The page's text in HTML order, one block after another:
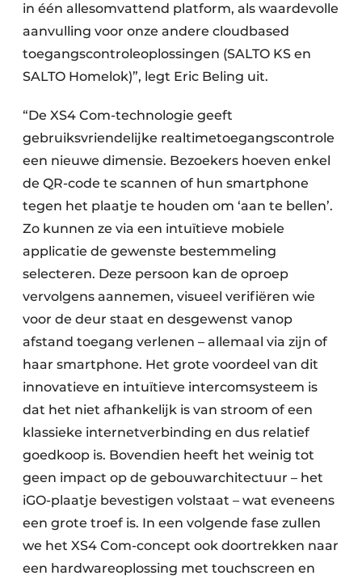
in één allesomvattend platform, als waardevolle
aanvulling voor onze andere cloudbased
toegangscontroleoplossingen (SALTO KS en
SALTO Homelok)”, legt Eric Beling uit.
“De XS4 Com-technologie geeft
gebruiksvriendelijke realtimetoegangscontrole
een nieuwe dimensie. Bezoekers hoeven enkel
de QR-code te scannen of hun smartphone
tegen het plaatje te houden om ‘aan te bellen’.
Zo kunnen ze via een intuïtieve mobiele
applicatie de gewenste bestemmeling
selecteren. Deze persoon kan de oproep
vervolgens aannemen, visueel verifiëren wie
voor de deur staat en desgewenst vanop
afstand toegang verlenen – allemaal via zijn of
haar smartphone. Het grote voordeel van dit
innovatieve en intuïtieve intercomsysteem is
dat het niet afhankelijk is van stroom of een
klassieke internetverbinding en dus relatief
goedkoop is. Bovendien heeft het weinig tot
geen impact op de gebouwarchitectuur – het
iGO-plaatje bevestigen volstaat – wat eveneens
een grote troef is. In een volgende fase zullen
we het XS4 Com-concept ook doortrekken naar
een hardwareoplossing met touchscreen en